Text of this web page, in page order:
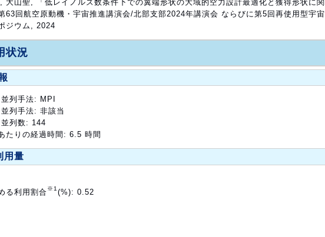
大山聖, 「低レイノルズ数条件下での翼端形状の大域的空力設計最適化と獲得形状に関
63回航空原動機・宇宙推進講演会/北部支部2024年講演会 ならびに第5回再使用型宇宙
ジウム, 2024
状況
列手法: MPI
列手法: 非該当
列数: 144
たりの経過時間: 6.5 時間
用量
る利用割合※1 (%): 0.52